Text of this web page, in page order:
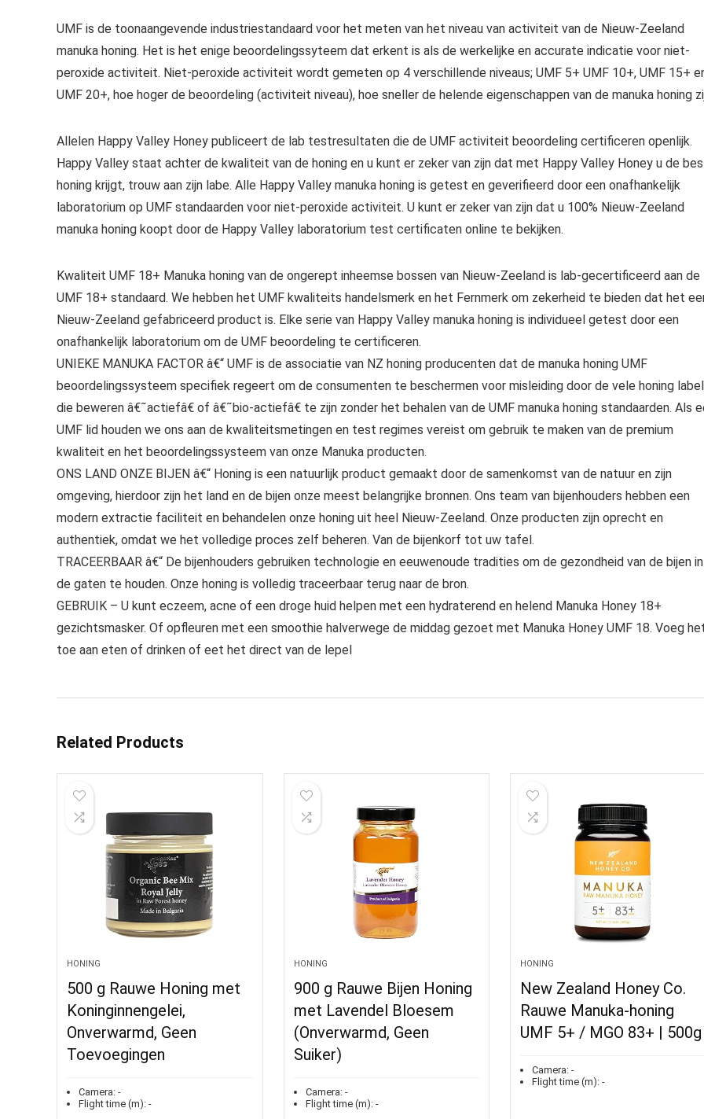
UMF is de toonaangevende industriestandaard voor het meten van het niveau van activiteit van de Nieuw-Zeeland
manuka honing. Het is het enige beoordelingssyteem dat erkent is als de werkelijke en accurate indicatie voor niet-
peroxide activiteit. Niet-peroxide activiteit wordt gemeten op 4 verschillende niveaus; UMF 5+ UMF 10+, UMF 15+
UMF 20+, hoe hoger de beoordeling (activiteit niveau), hoe sneller de helende eigenschappen van de manuka honing
Allelen Happy Valley Honey publiceert de lab testresultaten die de UMF activiteit beoordeling certificeren openlijk.
Happy Valley staat achter de kwaliteit van de honing en u kunt er zeker van zijn dat met Happy Valley Honey u de
honing krijgt, trouw aan zijn labe. Alle Happy Valley manuka honing is getest en geverifieerd door een onafhankelijk
laboratorium op UMF standaarden voor niet-peroxide activiteit. U kunt er zeker van zijn dat u 100% Nieuw-Zeeland
manuka honing koopt door de Happy Valley laboratorium test certificaten online te bekijken.
Kwaliteit UMF 18+ Manuka honing van de ongerept inheemse bossen van Nieuw-Zeeland is lab-gecertificeerd aan de
UMF 18+ standaard. We hebben het UMF kwaliteits handelsmerk en het Fernmerk om zekerheid te bieden dat het
Nieuw-Zeeland gefabriceerd product is. Elke serie van Happy Valley manuka honing is individueel getest door een
onafhankelijk laboratorium om de UMF beoordeling te certificeren.
UNIEKE MANUKA FACTOR â€“ UMF is de associatie van NZ honing producenten dat de manuka honing UMF
beoordelingssysteem specifiek regeert om de consumenten te beschermen voor misleiding door de vele honing
die beweren â€˜actiefâ€ of â€˜bio-actiefâ€ te zijn zonder het behalen van de UMF manuka honing standaarden. Als
UMF lid houden we ons aan de kwaliteitsmetingen en test regimes vereist om gebruik te maken van de premium
kwaliteit en het beoordelingssysteem van onze Manuka producten.
ONS LAND ONZE BIJEN â€“ Honing is een natuurlijk product gemaakt door de samenkomst van de natuur en zijn
omgeving, hierdoor zijn het land en de bijen onze meest belangrijke bronnen. Ons team van bijenhouders hebben een
modern extractie faciliteit en behandelen onze honing uit heel Nieuw-Zeeland. Onze producten zijn oprecht en
authentiek, omdat we het volledige proces zelf beheren. Van de bijenkorf tot uw tafel.
TRACEERBAAR â€“ De bijenhouders gebruiken technologie en eeuwenoude tradities om de gezondheid van de bijen in
de gaten te houden. Onze honing is volledig traceerbaar terug naar de bron.
GEBRUIK – U kunt eczeem, acne of een droge huid helpen met een hydraterend en helend Manuka Honey 18+
gezichtsmasker. Of opfleuren met een smoothie halverwege de middag gezoet met Manuka Honey UMF 18. Voeg
toe aan eten of drinken of eet het direct van de lepel
Related Products
HONING
500 g Rauwe Honing met
Koninginnengelei,
Onverwarmd, Geen
Toevoegingen
Camera: -
Flight time (m): -
HONING
900 g Rauwe Bijen Honing
met Lavendel Bloesem
(Onverwarmd, Geen
Suiker)
Camera:-
Flight time (m):-
HONING
New Zealand Honey Co.
Rauwe Manuka-honing
UMF 5+ / MGO 83+ | 500g
Camera: -
Flight time (m): -